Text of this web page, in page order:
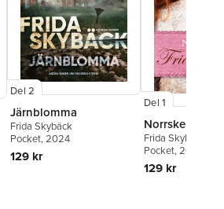
Del 2
Järnblomma
Frida Skybäck
Pocket, 2024
129 kr
Del 1
Norrsken
Frida Skybäck
Pocket, 2018
129 kr